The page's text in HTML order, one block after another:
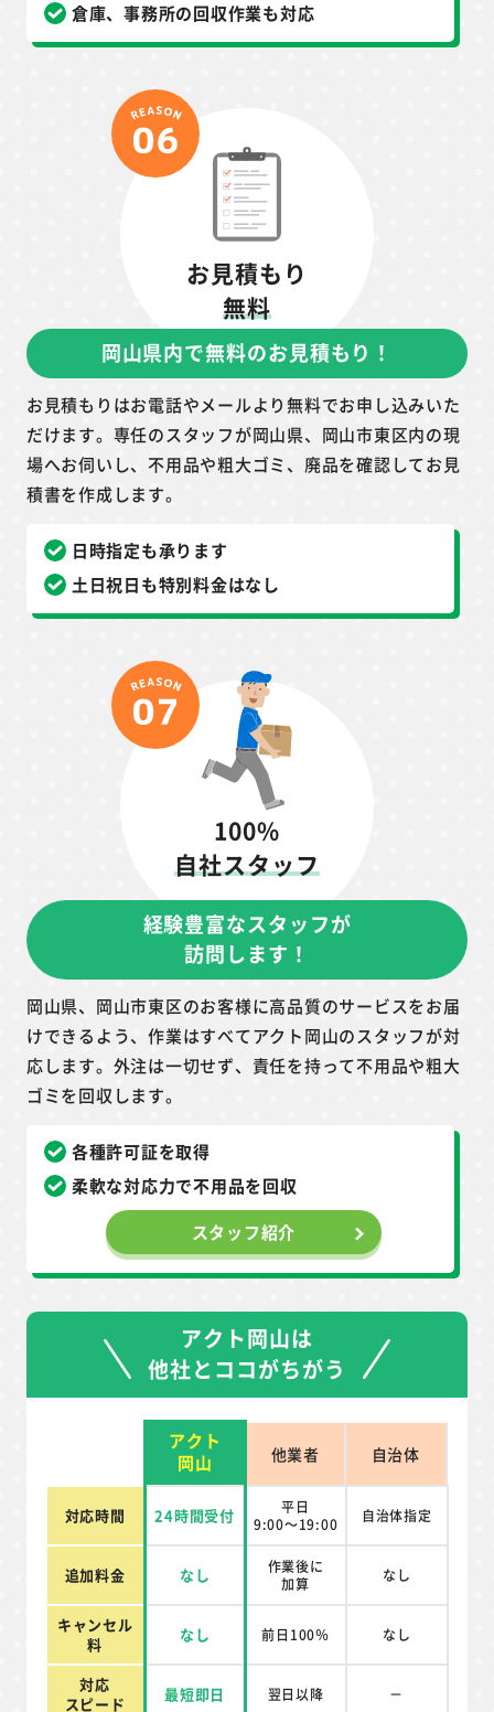
倉庫、事務所の回収作業も対応
お見積もり
無料
岡山県内で無料のお見積もり！
お見積もりはお電話やメールより無料でお申し込みいた
だけます。専任のスタッフが岡山県、岡山市東区内の現
場へお伺いし、不用品や粗大ゴミ、廃品を確認してお見
積書を作成します。
日時指定も承ります
土日祝日も特別料金はなし
100%
自社スタッフ
経験豊富なスタッフが
訪問します！
岡山県、岡山市東区のお客様に高品質のサービスをお届
けできるよう、作業はすべてアクト岡山のスタッフが対
応します。外注は一切せず、責任を持って不用品や粗大
ゴミを回収します。
各種許可証を取得
柔軟な対応力で不用品を回収
スタッフ紹介
アクト岡山は
他社とココがちがう
アクト
岡山
他業者 自治体
対応時間 24時間受付
平日
9:00～19:00
自治体指定
追加料金 なし
作業後に
加算
なし
キャンセル
料
なし 前日100％ なし
対応
スピード
最短即日 翌日以降 －